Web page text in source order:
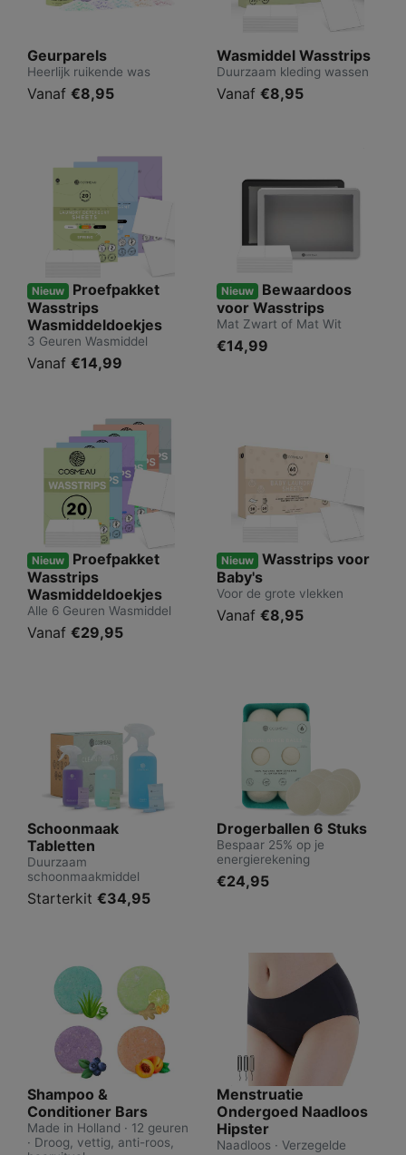
Geurparels
Heerlijk ruikende was
Vanaf €8,95
Wasmiddel Wasstrips
Duurzaam kleding wassen
Vanaf €8,95
Nieuw Proefpakket
Wasstrips
Wasmiddeldoekjes
3 Geuren Wasmiddel
Vanaf €14,99
Nieuw Bewaardoos
voor Wasstrips
Mat Zwart of Mat Wit
€14,99
Nieuw Proefpakket
Wasstrips
Wasmiddeldoekjes
Alle 6 Geuren Wasmiddel
Vanaf €29,95
Nieuw Wasstrips voor
Baby's
Voor de grote vlekken
Vanaf €8,95
Schoonmaak
Tabletten
Duurzaam
schoonmaakmiddel
Starterkit €34,95
Drogerballen 6 Stuks
Bespaar 25% op je
energierekening
€24,95
Shampoo &
Conditioner Bars
Made in Holland · 12 geuren
· Droog, vettig, anti-roos,
Menstruatie
Ondergoed Naadloos
Hipster
Naadloos · Verzegelde